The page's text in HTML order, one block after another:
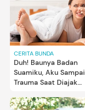
CERITA BUNDA
Duh! Baunya Badan
Suamiku, Aku Sampai
Trauma Saat Diajak